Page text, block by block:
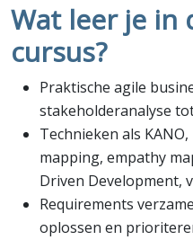
Wat leer je in
cursus?
Praktische agile
stakeholderanalyse
Technieken als
mapping, empathy
Driven Development,
Requirements
oplossen en